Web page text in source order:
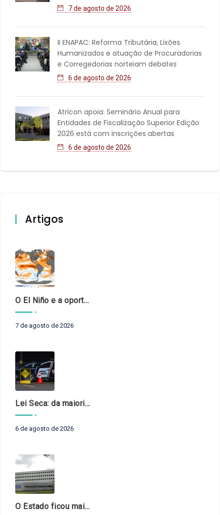
7 de agosto de 2026
II ENAPAC: Reforma Tributária, Lixões
Humanizados e atuação de Procuradorias
e Corregedorias norteiam debates
6 de agosto de 2026
Atricon apoia: Seminário Anual para
Entidades de Fiscalização Superior Edição
2026 está com inscrições abertas
6 de agosto de 2026
Artigos
O El Niño e a oportunidade de fortalecer o controle externo das políticas climáticas
7 de agosto de 2026
Lei Seca: da maioridade à maturidade
6 de agosto de 2026
O Estado ficou mais complexo. O controle precisa acompanhar